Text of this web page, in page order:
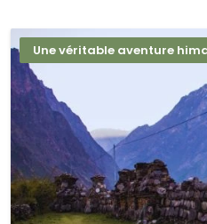
Une véritable aventure